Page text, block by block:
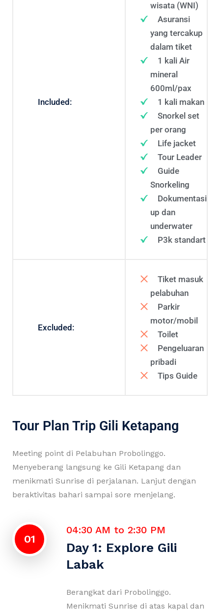
Included:
wisata (WNI)
Asuransi
yang tercakup
dalam tiket
1 kali Air
mineral
600ml/pax
1 kali makan
Snorkel set
per orang
Life jacket
Tour Leader
Guide
Snorkeling
Dokumentasi
up dan
underwater
P3k standart
Excluded:
Tiket masuk
pelabuhan
Parkir
motor/mobil
Toilet
Pengeluaran
pribadi
Tips Guide
Tour Plan Trip Gili Ketapang
Meeting point di Pelabuhan Probolinggo.
Menyeberang langsung ke Gili Ketapang dan
menikmati Sunrise di perjalanan. Lanjut dengan
beraktivitas bahari sampai sore menjelang.
01
04:30 AM to 2:30 PM
Day 1: Explore Gili
Labak
Berangkat dari Probolinggo.
Menikmati Sunrise di atas kapal dan